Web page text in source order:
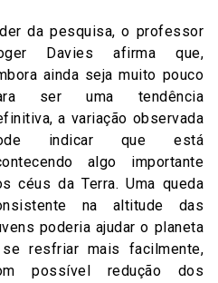
da pesquisa, o professor
Davies afirma que,
ainda seja muito pouco
ser uma tendência
a variação observada
indicar que está
algo importante
céus da Terra. Uma queda
na altitude das
poderia ajudar o planeta
resfriar mais facilmente,
possível redução dos